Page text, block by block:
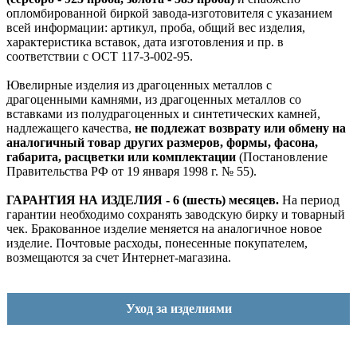
опломбированной биркой завода-изготовителя с указанием
всей информации: артикул, проба, общий вес изделия,
характеристика вставок, дата изготовления и пр. в
соответствии с ОСТ 117-3-002-95.
Ювелирные изделия из драгоценных металлов с
драгоценными камнями, из драгоценных металлов со
вставками из полудрагоценных и синтетических камней,
надлежащего качества, не подлежат возврату или обмену на
аналогичный товар других размеров, формы, фасона,
габарита, расцветки или комплектации (Постановление
Правительства РФ от 19 января 1998 г. № 55).
ГАРАНТИЯ НА ИЗДЕЛИЯ - 6 (шесть) месяцев. На период
гарантии необходимо сохранять заводскую бирку и товарный
чек. Бракованное изделие меняется на аналогичное новое
изделие. Почтовые расходы, понесенные покупателем,
возмещаются за счет Интернет-магазина.
Уход за изделиями